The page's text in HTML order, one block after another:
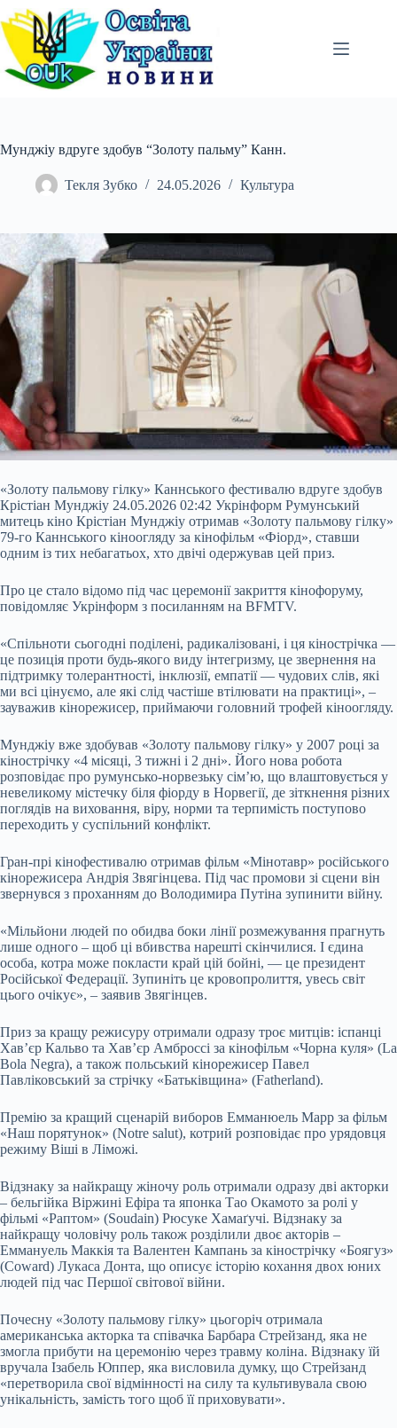
Перейти
до
вмісту
Мунджіу вдруге здобув “Золоту пальму” Канн.
Текля Зубко 24.05.2026 Культура
«Золоту пальмову гілку» Каннського фестивалю вдруге здобув
Крістіан Мунджіу 24.05.2026 02:42 Укрінформ Румунський
митець кіно Крістіан Мунджіу отримав «Золоту пальмову гілку»
79-го Каннського кіноогляду за кінофільм «Фіорд», ставши
одним із тих небагатьох, хто двічі одержував цей приз.
Про це стало відомо під час церемонії закриття кінофоруму,
повідомляє Укрінформ з посиланням на BFMTV.
«Спільноти сьогодні поділені, радикалізовані, і ця кінострічка —
це позиція проти будь-якого виду інтегризму, це звернення на
підтримку толерантності, інклюзії, емпатії — чудових слів, які
ми всі цінуємо, але які слід частіше втілювати на практиці», –
зауважив кінорежисер, приймаючи головний трофей кіноогляду.
Мунджіу вже здобував «Золоту пальмову гілку» у 2007 році за
кінострічку «4 місяці, 3 тижні і 2 дні». Його нова робота
розповідає про румунсько-норвезьку сім’ю, що влаштовується у
невеликому містечку біля фіорду в Норвегії, де зіткнення різних
поглядів на виховання, віру, норми та терпимість поступово
переходить у суспільний конфлікт.
Гран-прі кінофестивалю отримав фільм «Мінотавр» російського
кінорежисера Андрія Звягінцева. Під час промови зі сцени він
звернувся з проханням до Володимира Путіна зупинити війну.
«Мільйони людей по обидва боки лінії розмежування прагнуть
лише одного – щоб ці вбивства нарешті скінчилися. І єдина
особа, котра може покласти край цій бойні, — це президент
Російської Федерації. Зупиніть це кровопролиття, увесь світ
цього очікує», – заявив Звягінцев.
Приз за кращу режисуру отримали одразу троє митців: іспанці
Хав’єр Кальво та Хав’єр Амброссі за кінофільм «Чорна куля» (La
Bola Negra), а також польський кінорежисер Павел
Павліковський за стрічку «Батьківщина» (Fatherland).
Премію за кращий сценарій виборов Емманюель Марр за фільм
«Наш порятунок» (Notre salut), котрий розповідає про урядовця
режиму Віші в Ліможі.
Відзнаку за найкращу жіночу роль отримали одразу дві акторки
– бельгійка Віржині Ефіра та японка Тао Окамото за ролі у
фільмі «Раптом» (Soudain) Рюсуке Хамаґучі. Відзнаку за
найкращу чоловічу роль також розділили двоє акторів –
Еммануель Маккія та Валентен Кампань за кінострічку «Боягуз»
(Coward) Лукаса Донта, що описує історію кохання двох юних
людей під час Першої світової війни.
Почесну «Золоту пальмову гілку» цьогоріч отримала
американська акторка та співачка Барбара Стрейзанд, яка не
змогла прибути на церемонію через травму коліна. Відзнаку їй
вручала Ізабель Юппер, яка висловила думку, що Стрейзанд
«перетворила свої відмінності на силу та культивувала свою
унікальність, замість того щоб її приховувати».